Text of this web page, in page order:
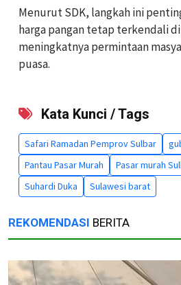
Menurut SDK, langkah ini
harga pangan tetap terkendali
meningkatnya permintaan
puasa.
Kata Kunci / Tags
Safari Ramadan Pemprov Sulbar
Pantau Pasar Murah
Pasar murah
Suhardi Duka
Sulawesi barat
REKOMENDASI BERITA